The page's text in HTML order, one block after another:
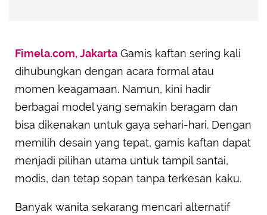
Fimela.com, Jakarta Gamis kaftan sering kali
dihubungkan dengan acara formal atau
momen keagamaan. Namun, kini hadir
berbagai model yang semakin beragam dan
bisa dikenakan untuk gaya sehari-hari. Dengan
memilih desain yang tepat, gamis kaftan dapat
menjadi pilihan utama untuk tampil santai,
modis, dan tetap sopan tanpa terkesan kaku.
Banyak wanita sekarang mencari alternatif